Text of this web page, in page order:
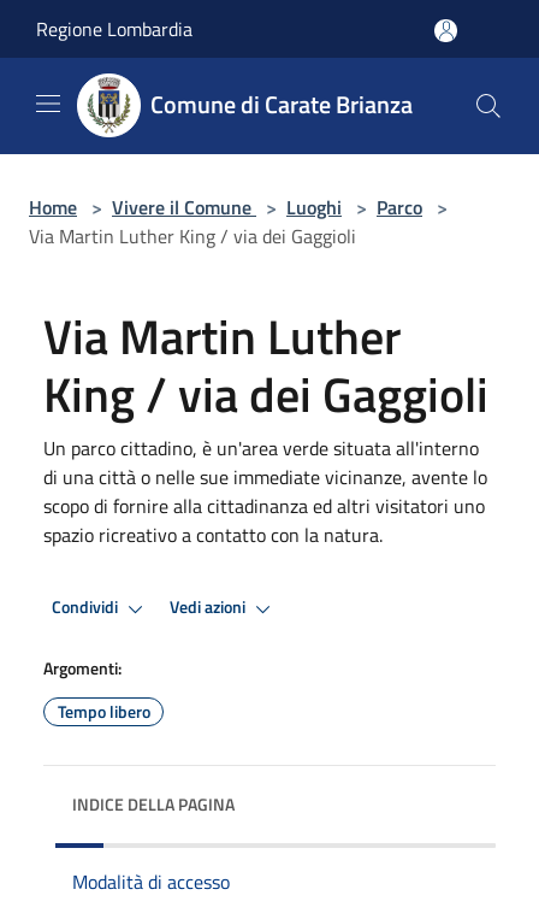
Regione Lombardia
Comune di Carate Brianza
Home > Vivere il Comune > Luoghi > Parco >
Via Martin Luther King / via dei Gaggioli
Via Martin Luther
King / via dei Gaggioli
Un parco cittadino, è un'area verde situata all'interno
di una città o nelle sue immediate vicinanze, avente lo
scopo di fornire alla cittadinanza ed altri visitatori uno
spazio ricreativo a contatto con la natura.
Condividi Vedi azioni
Argomenti:
Tempo libero
INDICE DELLA PAGINA
Modalità di accesso